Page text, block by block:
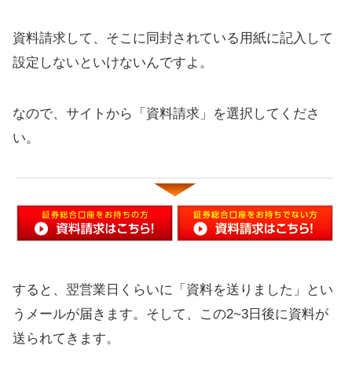
現金化したうえで遺族の指定口座へ
振り込まれます
だよ
（お金の試算など）
節税効果は約490万円に（口コミ、感
想あり）
紹介
節税メリットも！老後の資産形成に
SBI証券のおすすめ商品@2019
資料請求して、そこに同封されている用紙に記入して
設定しないといけないんですよ。
なので、サイトから「資料請求」を選択してくださ
い。
すると、翌営業日くらいに「資料を送りました」とい
うメールが届きます。そして、この2~3日後に資料が
送られてきます。